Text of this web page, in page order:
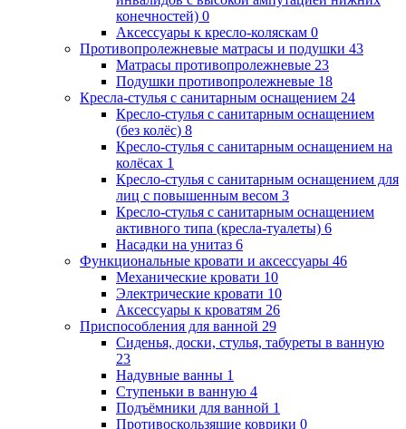
конечностей) 0
Аксессуары к кресло-коляскам 0
Противопролежневые матрасы и подушки 43
Матрасы противопролежневые 23
Подушки противопролежневые 18
Кресла-стулья с санитарным оснащением 24
Кресло-стулья с санитарным оснащением
(без колёс) 8
Кресло-стулья с санитарным оснащением на
колёсах 1
Кресло-стулья с санитарным оснащением для
лиц с повышенным весом 3
Кресло-стулья с санитарным оснащением
активного типа (кресла-туалеты) 6
Насадки на унитаз 6
Функциональные кровати и аксессуары 46
Механические кровати 10
Электрические кровати 10
Аксессуары к кроватям 26
Приспособления для ванной 29
Сиденья, доски, стулья, табуреты в ванную
23
Надувные ванны 1
Ступеньки в ванную 4
Подъёмники для ванной 1
Противоскользящие коврики 0